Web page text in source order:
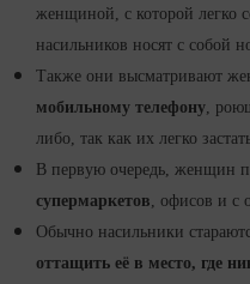
женщиной, с которой легко
насильников носят с собой
Также они высматривают
мобильному телефону,
либо, так как их легко
В первую очередь, женщин
супермаркетов, офисов и с
Обычно насильники
оттащить её в место, где